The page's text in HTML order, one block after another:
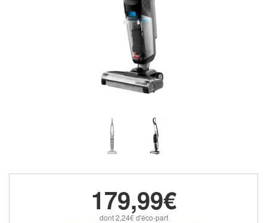
179,99€
dont 2,24€ d'éco-part